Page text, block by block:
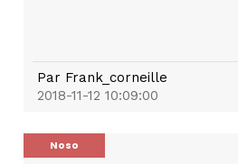
Par Frank_corneille
2018-11-12 10:09:00
Noso